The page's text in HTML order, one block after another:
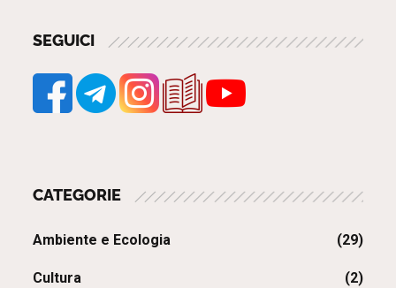
SEGUICI
CATEGORIE
Ambiente e Ecologia (29)
Cultura (2)